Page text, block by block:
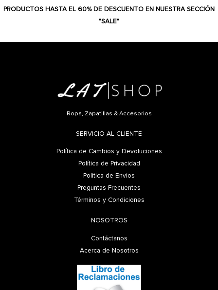
PRODUCTOS HASTA EL 60% DE DESCUENTO EN NUESTRA SECCIÓN
"SALE"
Ropa, Zapatillas & Accesorios
SERVICIO AL CLIENTE
Política de Cambios y Devoluciones
Política de Privacidad
Política de Envíos
Preguntas Frecuentes
Términos y Condiciones
NOSOTROS
Contáctanos
Acerca de Nosotros